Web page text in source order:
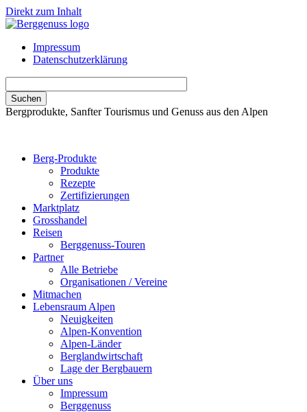
Direkt zum Inhalt
Impressum
Datenschutzerklärung
Bergprodukte, Sanfter Tourismus und Genuss aus den Alpen
Berg-Produkte
Produkte
Rezepte
Zertifizierungen
Marktplatz
Grosshandel
Reisen
Berggenuss-Touren
Partner
Alle Betriebe
Organisationen / Vereine
Mitmachen
Lebensraum Alpen
Neuigkeiten
Alpen-Konvention
Alpen-Länder
Berglandwirtschaft
Lage der Bergbauern
Über uns
Impressum
Berggenuss